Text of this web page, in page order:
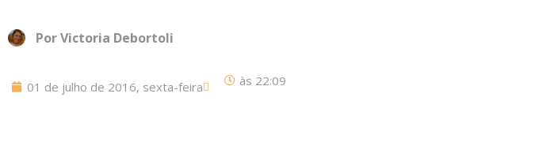
PorVictoria Debortoli
01 de julho de 2016, sexta-feira às 22:09